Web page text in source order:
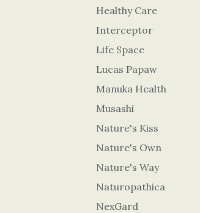
Healthy Care
Interceptor
Life Space
Lucas Papaw
Manuka Health
Musashi
Nature's Kiss
Nature's Own
Nature's Way
Naturopathica
NexGard